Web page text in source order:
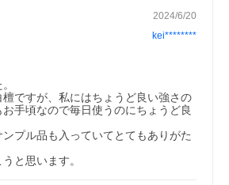
フルネスなどでも多く使われています。
でおすすめです。
に
むのも良いのですが、趣味の時間と一緒
徴です。読書や音楽など趣味の時間をそ
香りでより充実させてくれるかもしれま
お部屋の空気が一層引き締められると感
の使い方です。
2024/6/20
kei********
ですが、私にはちょうど良い強さの
手頃なので毎日使うのにちょうど良
プル品も入っていてとてもありがた
と思います。